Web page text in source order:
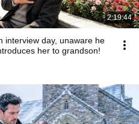
2:19:44
interview day, unaware he
her to grandson!